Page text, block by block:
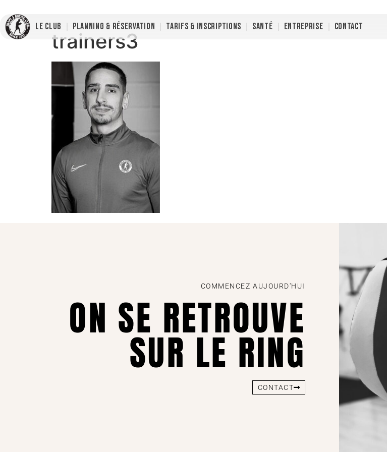
LE CLUB PLANNING & RÉSERVATION TARIFS & INSCRIPTIONS SANTÉ ENTREPRISE CONTACT
trainers3
COMMENCEZ AUJOURD'HUI
ON SE RETROUVE
SUR LE RING
CONTACT